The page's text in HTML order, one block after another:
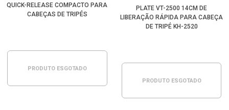
QUICK-RELEASE COMPACTO PARA
CABEÇAS DE TRIPÉS
PRODUTO ESGOTADO
PLATE VT-2500 14CM DE
LIBERAÇÃO RÁPIDA PARA CABEÇA
DE TRIPÉ KH-2520
PRODUTO ESGOTADO